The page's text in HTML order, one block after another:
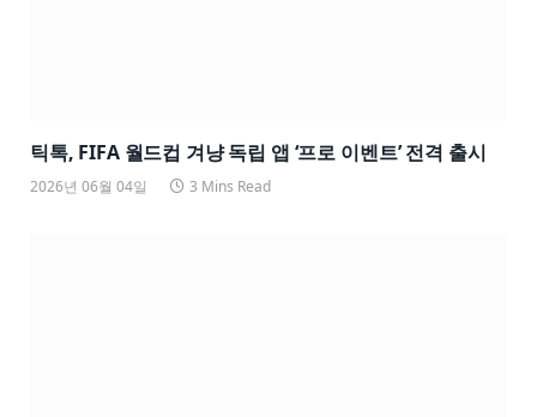
틱톡, FIFA 월드컵 겨냥 독립 앱 ‘프로 이벤트’ 전격 출시
2026년 06월 04일 3 Mins Read